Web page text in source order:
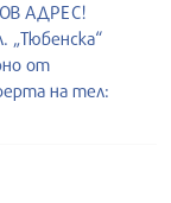
АДРЕС!
„Тюбенска“
от
на тел: